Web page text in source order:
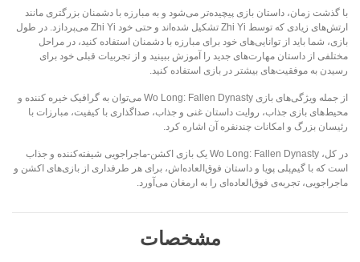
با گذشت زمان، داستان بازی پیچیده‌تر می‌شود و به مبارزه با دشمنان بزرگتری مانند
ارتش‌های زیادی که توسط Zhi Yi تشکیل شده‌اند و حتی خود Zhi Yi می‌پردازد. در طول
بازی، شما باید از توانایی‌های خود برای مبارزه با دشمنان استفاده کنید، در مراحل
مختلفی از داستان مهارت‌های جدید را آموزش ببینید و از تجربیات قبلی خود برای
رسیدن به موفقیت‌های بیشتر در بازی استفاده کنید.
از جمله ویژگی‌های بازی Wo Long: Fallen Dynasty می‌توان به گرافیک خیره کننده و
محیط‌های بازی جذاب، روایت داستان غنی و جذاب، صداگذاری با کیفیت، مبارزات با
رئیسان بزرگ و امکانات چندنفره آن اشاره کرد.
در کل، Wo Long: Fallen Dynasty یک بازی اکشن-ماجراجویی شیفته‌کننده و جذاب
است که با گیم‌پلی پویا و داستان فوق‌العاده‌اش، برای هر طرفداری از بازی‌های اکشن و
ماجراجویی، تجربه‌ی فوق‌العاده‌ای را به ارمغان می‌آورد.
مشخصات